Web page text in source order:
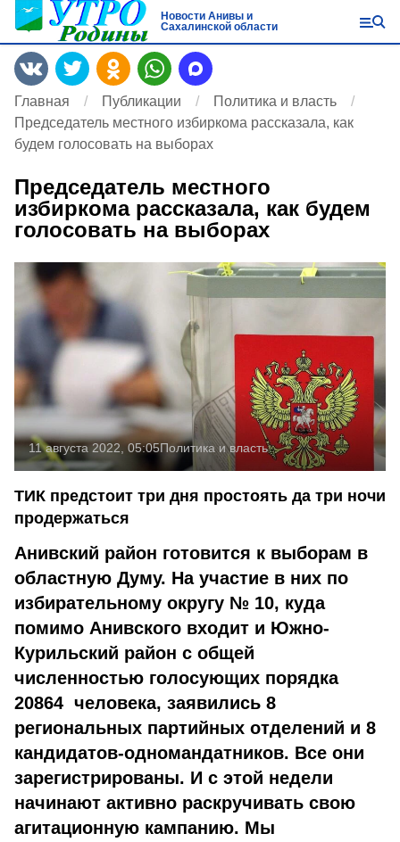
Новости Анивы и
Сахалинской области
Главная Публикации
Политика и власть
Председатель местного избиркома рассказала, как
будем голосовать на выборах
Председатель местного
избиркома рассказала, как будем
голосовать на выборах
11 августа 2022, 05:05Политика и власть
ТИК предстоит три дня простоять да три ночи
продержаться
Анивский район готовится к выборам в
областную Думу. На участие в них по
избирательному округу № 10, куда
помимо Анивского входит и Южно-
Курильский район с общей
численностью голосующих порядка
20864 человекa, заявились 8
региональных партийных отделений и 8
кандидатов-одномандатников. Все они
зарегистрированы. И с этой недели
начинают активно раскручивать свою
агитационную кампанию. Мы